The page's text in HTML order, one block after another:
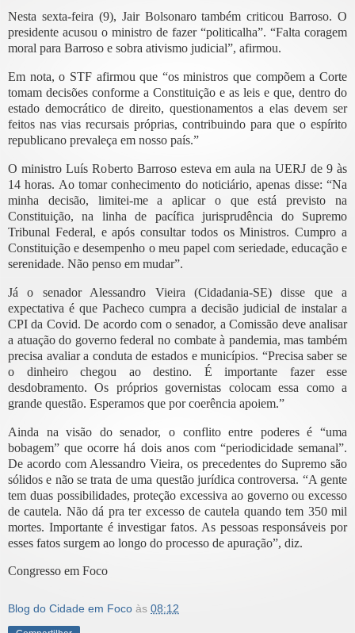
Nesta sexta-feira (9), Jair Bolsonaro também criticou Barroso. O
presidente acusou o ministro de fazer “politicalha”. “Falta coragem
moral para Barroso e sobra ativismo judicial”, afirmou.
Em nota, o STF afirmou que “os ministros que compõem a Corte
tomam decisões conforme a Constituição e as leis e que, dentro do
estado democrático de direito, questionamentos a elas devem ser
feitos nas vias recursais próprias, contribuindo para que o espírito
republicano prevaleça em nosso país.”
O ministro Luís Roberto Barroso esteva em aula na UERJ de 9 às
14 horas. Ao tomar conhecimento do noticiário, apenas disse: “Na
minha decisão, limitei-me a aplicar o que está previsto na
Constituição, na linha de pacífica jurisprudência do Supremo
Tribunal Federal, e após consultar todos os Ministros. Cumpro a
Constituição e desempenho o meu papel com seriedade, educação e
serenidade. Não penso em mudar”.
Já o senador Alessandro Vieira (Cidadania-SE) disse que a
expectativa é que Pacheco cumpra a decisão judicial de instalar a
CPI da Covid. De acordo com o senador, a Comissão deve analisar
a atuação do governo federal no combate à pandemia, mas também
precisa avaliar a conduta de estados e municípios. “Precisa saber se
o dinheiro chegou ao destino. É importante fazer esse
desdobramento. Os próprios governistas colocam essa como a
grande questão. Esperamos que por coerência apoiem.”
Ainda na visão do senador, o conflito entre poderes é “uma
bobagem” que ocorre há dois anos com “periodicidade semanal”.
De acordo com Alessandro Vieira, os precedentes do Supremo são
sólidos e não se trata de uma questão jurídica controversa. “A gente
tem duas possibilidades, proteção excessiva ao governo ou excesso
de cautela. Não dá pra ter excesso de cautela quando tem 350 mil
mortes. Importante é investigar fatos. As pessoas responsáveis por
esses fatos surgem ao longo do processo de apuração”, diz.
Congresso em Foco
Blog do Cidade em Foco às 08:12